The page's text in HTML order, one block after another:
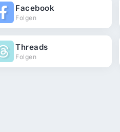
Facebook
Folgen
Threads
Folgen